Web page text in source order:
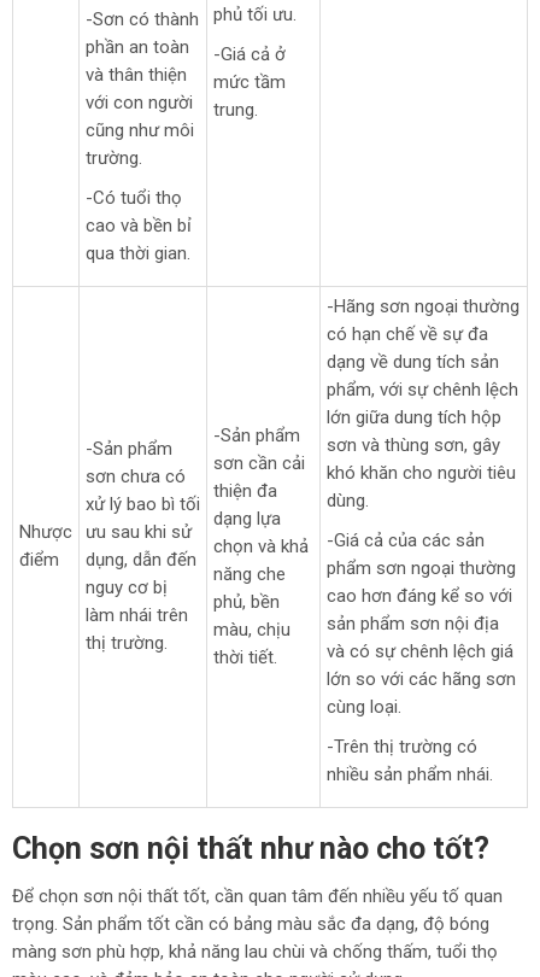
-Sơn có thành
phần an toàn
và thân thiện
với con người
cũng như môi
trường.
-Có tuổi thọ
cao và bền bỉ
qua thời gian.
phủ tối ưu.
-Giá cả ở
mức tầm
trung.
Nhược
điểm
-Sản phẩm
sơn chưa có
xử lý bao bì tối
ưu sau khi sử
dụng, dẫn đến
nguy cơ bị
làm nhái trên
thị trường.
-Sản phẩm
sơn cần cải
thiện đa
dạng lựa
chọn và khả
năng che
phủ, bền
màu, chịu
thời tiết.
-Hãng sơn ngoại thường
có hạn chế về sự đa
dạng về dung tích sản
phẩm, với sự chênh lệch
lớn giữa dung tích hộp
sơn và thùng sơn, gây
khó khăn cho người tiêu
dùng.
-Giá cả của các sản
phẩm sơn ngoại thường
cao hơn đáng kể so với
sản phẩm sơn nội địa
và có sự chênh lệch giá
lớn so với các hãng sơn
cùng loại.
-Trên thị trường có
nhiều sản phẩm nhái.
Chọn sơn nội thất như nào cho tốt?
Để chọn sơn nội thất tốt, cần quan tâm đến nhiều yếu tố quan
trọng. Sản phẩm tốt cần có bảng màu sắc đa dạng, độ bóng
màng sơn phù hợp, khả năng lau chùi và chống thấm, tuổi thọ